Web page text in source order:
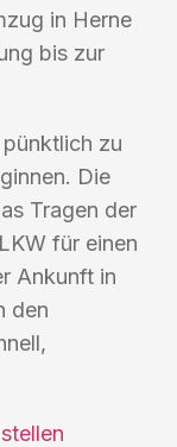
in Herne
bis zur
zu
Die
Tragen der
für einen
Ankunft in
den